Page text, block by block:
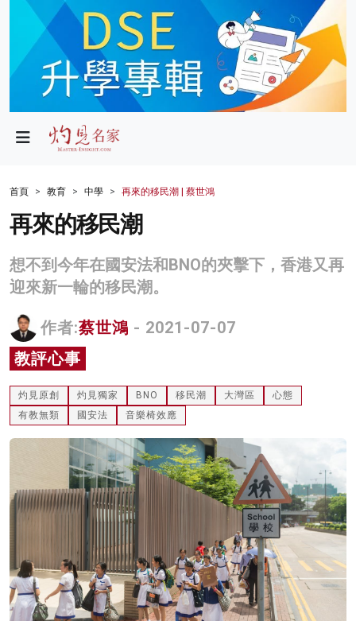
政局
財經
生活
商業
科技
影片
灼見活動
關於我們
首頁 教育 中學 再來的移民潮 | 蔡世鴻
再來的移民潮
想不到今年在國安法和BNO的夾擊下，香港又再
迎來新一輪的移民潮。
作者:蔡世鴻 - 2021-07-07
教評心事
灼見原創 灼見獨家 BNO 移民潮 大灣區
心態
有教無類
國安法 音樂椅效應